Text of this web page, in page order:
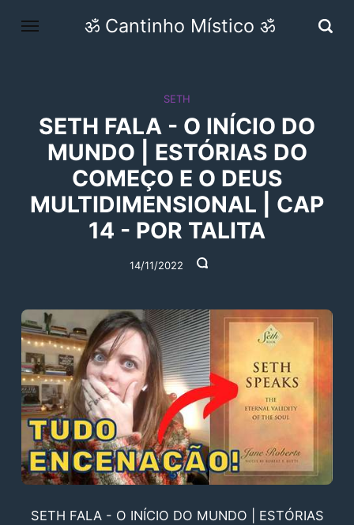
ॐ Cantinho Místico ॐ
SETH
SETH FALA - O INÍCIO DO
MUNDO | ESTÓRIAS DO
COMEÇO E O DEUS
MULTIDIMENSIONAL | CAP
14 - POR TALITA
14/11/2022
SETH FALA - O INÍCIO DO MUNDO | ESTÓRIAS